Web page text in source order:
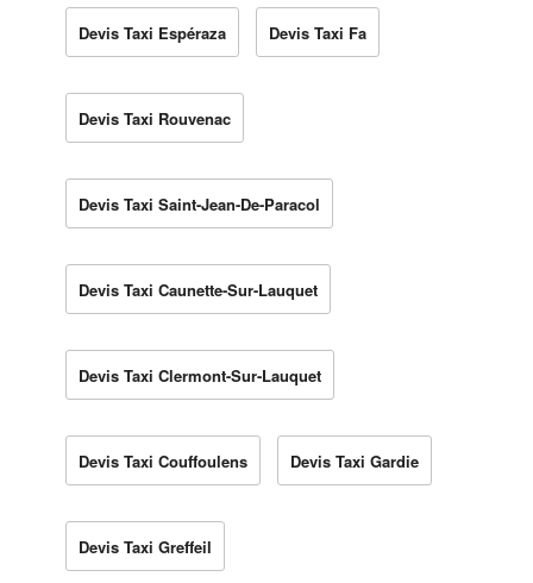
Devis Taxi Espéraza Devis Taxi Fa
Devis Taxi Rouvenac
Devis Taxi Saint-Jean-De-Paracol
Devis Taxi Caunette-Sur-Lauquet
Devis Taxi Clermont-Sur-Lauquet
Devis Taxi Couffoulens Devis Taxi Gardie
Devis Taxi Greffeil